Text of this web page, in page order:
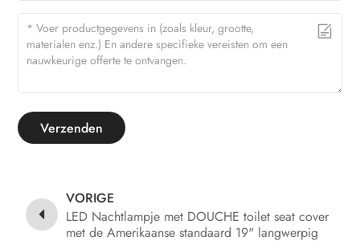
Verzenden
VORIGE
LED Nachtlampje met DOUCHE toilet seat cover
met de Amerikaanse standaard 19" langwerpig